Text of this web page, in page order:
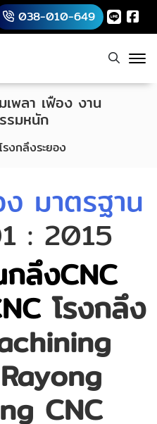
038-010-649
รงกลึงระยอง
พลา เฟือง งาน
รมหนัก
มาตรฐาน
: 2015
ลึงCNC
โรงกลึง
CNC